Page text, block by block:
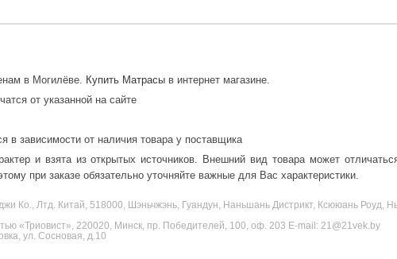
в Могилёве. Купить Матрасы в интернет магазине.
от указанной на сайте
в зависимости от наличия товара у поставщика
и взята из открытых источников. Внешний вид товара может
при заказе обязательно уточняйте важные для Вас характеристики.
Ко., Лтд. Китай, 518000, Шэньчжэнь, Гуандун, Наньшань Дистрикт, Ксююань Роуд,
«Триовист», 220020, Минск, пр. Победителей, 100, оф. 203 E-mail: 21@21vek.by
ул. Сосновая, д.10